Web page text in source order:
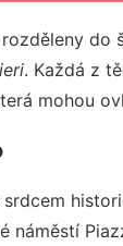
do
. Každá z
mohou
srdcem
náměstí